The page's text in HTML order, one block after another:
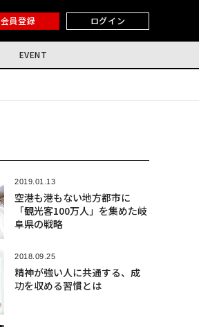
会員登録 ログイン
EVENT
2019.01.13
空港も港もない地方都市に
「観光客100万人」を集めた岐
阜県の戦略
2018.09.25
精神が強い人に共通する、成
功を収める習慣とは